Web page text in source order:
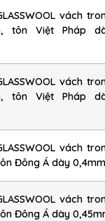
vách
tôn Việt Pháp
vách
tôn Việt Pháp
vách
Đông Á dày 0,4mm
vách
Đông Á dày